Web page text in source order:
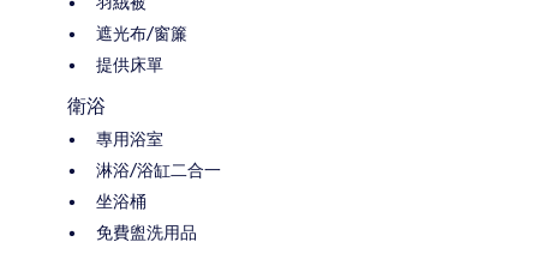
遮光布/窗簾
提供床單
衛浴
專用浴室
淋浴/浴缸二合一
坐浴桶
免費盥洗用品